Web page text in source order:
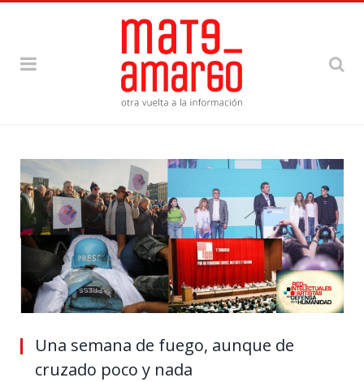
Una semana de fuego, aunque de
cruzado poco y nada